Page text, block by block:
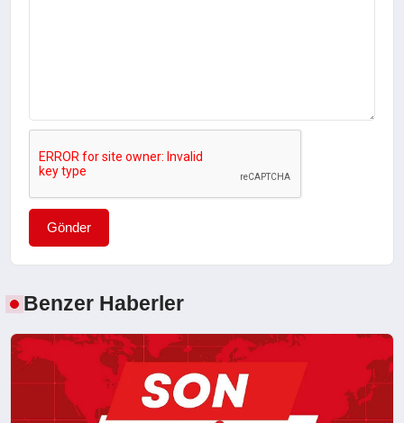
Gönder
Benzer Haberler